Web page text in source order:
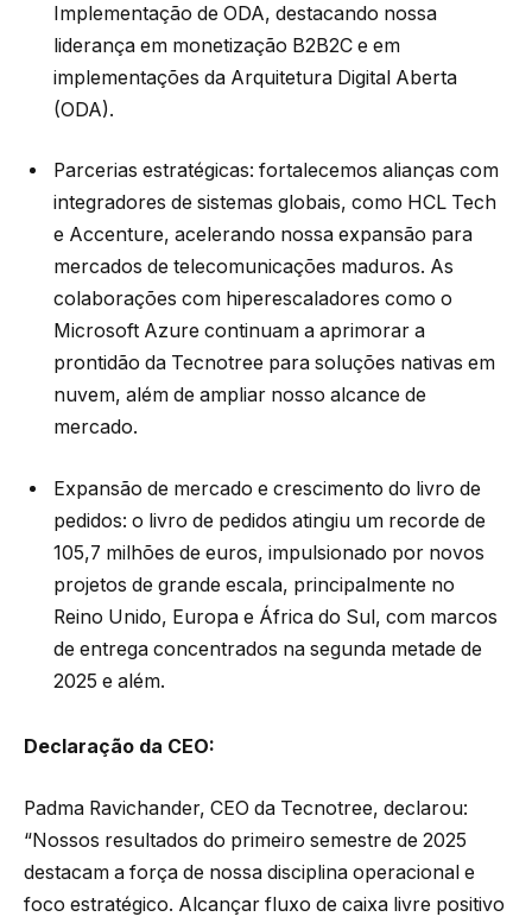
Implementação de ODA, destacando nossa
liderança em monetização B2B2C e em
implementações da Arquitetura Digital Aberta
(ODA).
Parcerias estratégicas: fortalecemos alianças com
integradores de sistemas globais, como HCL Tech
e Accenture, acelerando nossa expansão para
mercados de telecomunicações maduros. As
colaborações com hiperescaladores como o
Microsoft Azure continuam a aprimorar a
prontidão da Tecnotree para soluções nativas em
nuvem, além de ampliar nosso alcance de
mercado.
Expansão de mercado e crescimento do livro de
pedidos: o livro de pedidos atingiu um recorde de
105,7 milhões de euros, impulsionado por novos
projetos de grande escala, principalmente no
Reino Unido, Europa e África do Sul, com marcos
de entrega concentrados na segunda metade de
2025 e além.
Declaração da CEO:
Padma Ravichander, CEO da Tecnotree, declarou:
“Nossos resultados do primeiro semestre de 2025
destacam a força de nossa disciplina operacional e
foco estratégico. Alcançar fluxo de caixa livre positivo